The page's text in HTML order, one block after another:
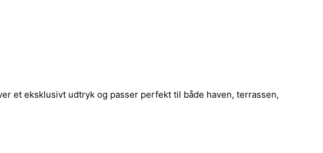
et eksklusivt udtryk og passer perfekt til både haven, terrassen,